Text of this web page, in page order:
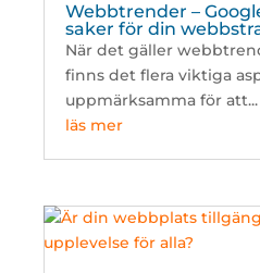
Webbtrender –
saker för din
När det gäller
finns det flera viktiga
uppmärksamma för att...
läs mer